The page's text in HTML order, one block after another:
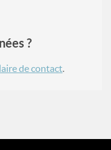
?
de contact.